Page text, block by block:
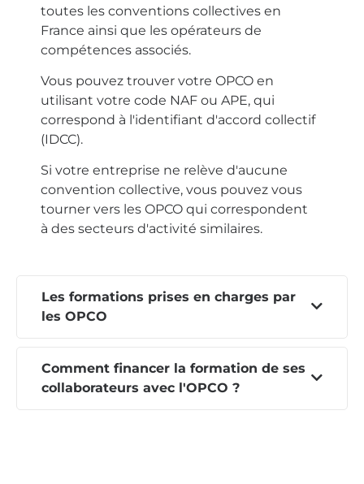
toutes les conventions collectives en
France ainsi que les opérateurs de
compétences associés.
Vous pouvez trouver votre OPCO en
utilisant votre code NAF ou APE, qui
correspond à l'identifiant d'accord collectif
(IDCC).
Si votre entreprise ne relève d'aucune
convention collective, vous pouvez vous
tourner vers les OPCO qui correspondent
à des secteurs d'activité similaires.
Les formations prises en charges par
les OPCO
Comment financer la formation de ses
collaborateurs avec l'OPCO ?